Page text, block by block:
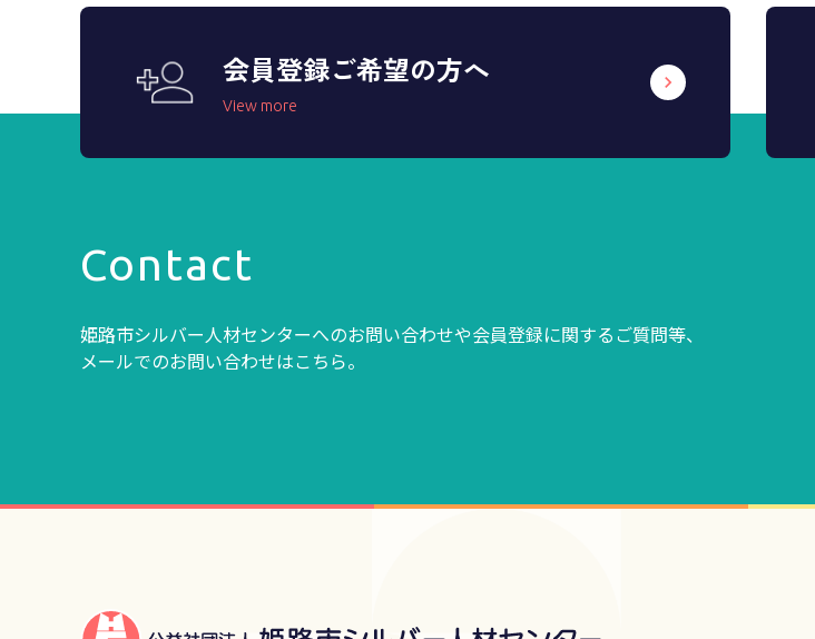
会員登録ご希望の方へ
View more
Contact
姫路市シルバー人材センターへのお問い合わせや会員登録に関するご質問等、
メールでのお問い合わせはこちら。